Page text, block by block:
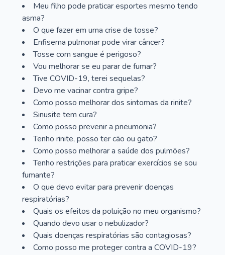
Meu filho pode praticar esportes mesmo tendo
asma?
O que fazer em uma crise de tosse?
Enfisema pulmonar pode virar câncer?
Tosse com sangue é perigoso?
Vou melhorar se eu parar de fumar?
Tive COVID-19, terei sequelas?
Devo me vacinar contra gripe?
Como posso melhorar dos sintomas da rinite?
Sinusite tem cura?
Como posso prevenir a pneumonia?
Tenho rinite, posso ter cão ou gato?
Como posso melhorar a saúde dos pulmões?
Tenho restrições para praticar exercícios se sou
fumante?
O que devo evitar para prevenir doenças
respiratórias?
Quais os efeitos da poluição no meu organismo?
Quando devo usar o nebulizador?
Quais doenças respiratórias são contagiosas?
Como posso me proteger contra a COVID-19?